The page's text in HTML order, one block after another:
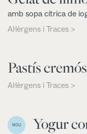
amb sopa cítrica de
Al·lèrgens i Traces >
Pastís
Al·lèrgens i Traces >
NOU
Yogur